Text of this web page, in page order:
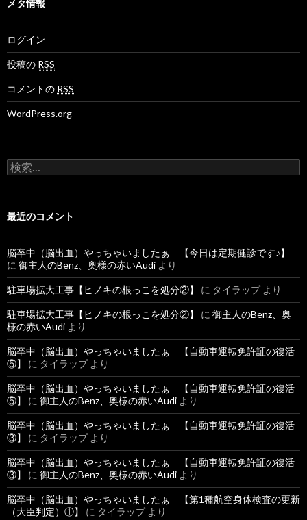
メタ情報
ログイン
投稿の RSS
コメントの RSS
WordPress.org
検
索
最近のコメント
脳卒中（脳出血）やっちゃいましたぁ 【今日は定期健診です♪】
に 御主人のBenz、奥様の赤いAudi より
駐車場拡大工事【ヒノキの根っこを処分②】 に タイラップより
駐車場拡大工事【ヒノキの根っこを処分②】 に 御主人のBenz、奥
様の赤いAudi より
脳卒中（脳出血）やっちゃいましたぁ 【自動車運転免許証の復活
⑤】
に タイラップより
脳卒中（脳出血）やっちゃいましたぁ 【自動車運転免許証の復活
⑤】
に 御主人のBenz、奥様の赤いAudi より
脳卒中（脳出血）やっちゃいましたぁ 【自動車運転免許証の復活
③】
に タイラップより
脳卒中（脳出血）やっちゃいましたぁ 【自動車運転免許証の復活
③】
に 御主人のBenz、奥様の赤いAudi より
脳卒中（脳出血）やっちゃいましたぁ 【第1種航空身体検査の更新
（大臣判定）①】
に タイラップより